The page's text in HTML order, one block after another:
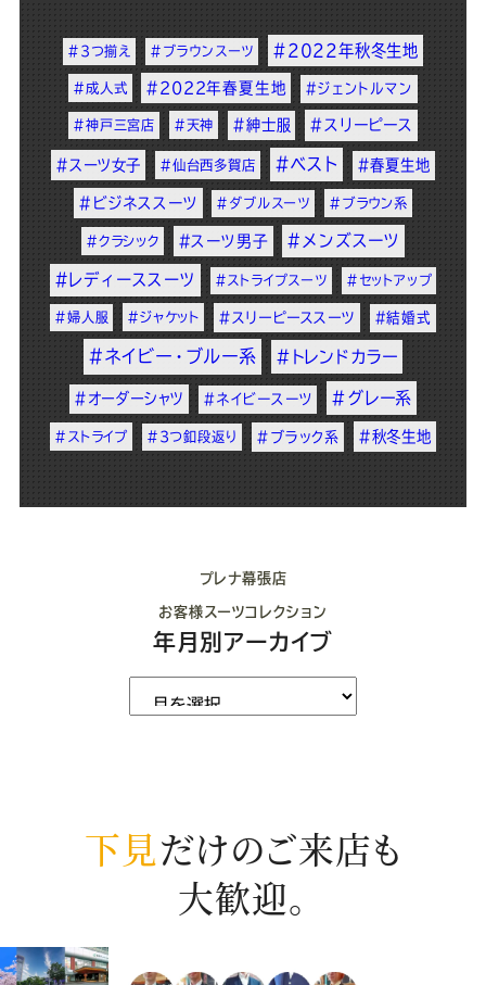
#3つ揃え #ブラウンスーツ #2022年秋冬生地
#成人式 #2022年春夏生地 #ジェントルマン
#神戸三宮店 #天神 #紳士服 #スリーピース
#スーツ女子 #仙台西多賀店 #ベスト #春夏生地
#ビジネススーツ #ダブルスーツ #ブラウン系
#クラシック #スーツ男子 #メンズスーツ
#レディーススーツ #ストライプスーツ #セットアップ
#婦人服 #ジャケット #スリーピーススーツ #結婚式
#ネイビー・ブルー系 #トレンドカラー
#オーダーシャツ #ネイビースーツ #グレー系
#ストライプ #3つ釦段返り #ブラック系 #秋冬生地
プレナ幕張店
お客様スーツコレクション
年月別アーカイブ
下見だけのご来店も
大歓迎。